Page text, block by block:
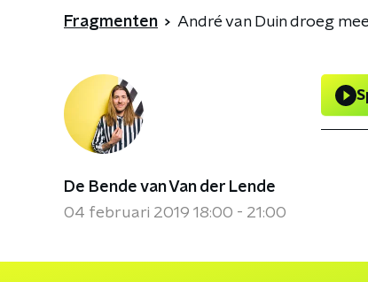
Fragmenten André van Duin droeg
De Bende van Van der Lende
04 februari 2019 18:00 - 21:00